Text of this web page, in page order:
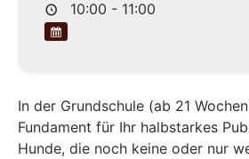
10:00 - 11:00
In der Grundschule (ab 21
Fundament für Ihr halbstarkes
Hunde, die noch keine oder nur